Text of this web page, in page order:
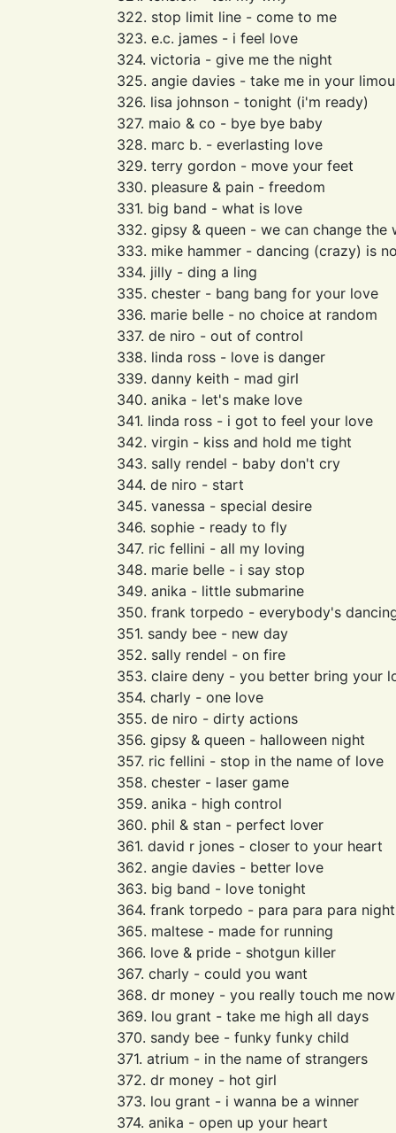
322. stop limit line - come to me
323. e.c. james - i feel love
324. victoria - give me the night
325. angie davies - take me in your
326. lisa johnson - tonight (i'm ready)
327. maio & co - bye bye baby
328. marc b. - everlasting love
329. terry gordon - move your feet
330. pleasure & pain - freedom
331. big band - what is love
332. gipsy & queen - we can change the
333. mike hammer - dancing (crazy) is
334. jilly - ding a ling
335. chester - bang bang for your love
336. marie belle - no choice at random
337. de niro - out of control
338. linda ross - love is danger
339. danny keith - mad girl
340. anika - let's make love
341. linda ross - i got to feel your love
342. virgin - kiss and hold me tight
343. sally rendel - baby don't cry
344. de niro - start
345. vanessa - special desire
346. sophie - ready to fly
347. ric fellini - all my loving
348. marie belle - i say stop
349. anika - little submarine
350. frank torpedo - everybody's
351. sandy bee - new day
352. sally rendel - on fire
353. claire deny - you better bring your
354. charly - one love
355. de niro - dirty actions
356. gipsy & queen - halloween night
357. ric fellini - stop in the name of love
358. chester - laser game
359. anika - high control
360. phil & stan - perfect lover
361. david r jones - closer to your heart
362. angie davies - better love
363. big band - love tonight
364. frank torpedo - para para para night
365. maltese - made for running
366. love & pride - shotgun killer
367. charly - could you want
368. dr money - you really touch me now
369. lou grant - take me high all days
370. sandy bee - funky funky child
371. atrium - in the name of strangers
372. dr money - hot girl
373. lou grant - i wanna be a winner
374. anika - open up your heart